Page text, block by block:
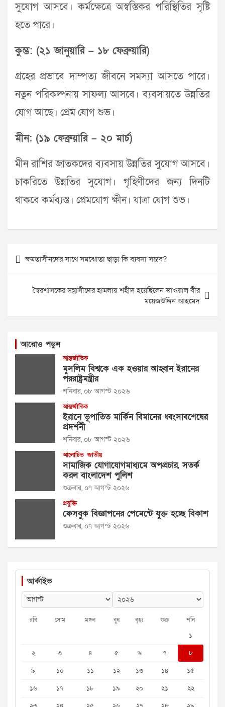
সুযোগ আসবে। কর্মক্ষেত্রে অস্বস্তিকর পরিস্থিতির সৃষ্টি
হতে পারে।
কুম্ভ: (২১ জানুয়ারি – ১৮ ফেব্রুয়ারি)
গ্রহের প্রভাবে দাম্পত্য জীবনে সমস্যা আসতে পারে।
নতুন পরিকল্পনায় সাফল্য আসবে। ব্যবসায়তে উন্নতির
যোগ আছে। প্রেম যোগ শুভ।
মীন: (১৯ ফেব্রুয়ারি – ২০ মার্চ)
মীন রাশির জাতকদের ব্যবসায় উন্নতির সুযোগ আসবে।
চাকরিতে উন্নতির সুযোগ। গৃহিণীদের জন্য দিনটি
থাকবে কর্মব্যস্ত। প্রেমযোগ ক্ষীন। যাত্রা যোগ শুভ।
Post
navigation
ক্ষমতাসীনদের সাথে সমঝোতা ছাড়া কি ব্যবসা সম্ভব?
স্বৈরশাসকের সন্ত্রাসীদের হামলায় শহীদ হয়েছিলেন ভাওয়াল বীর
ময়েজউদ্দিন আহমেদ
আরোও পড়ুন
আন্তর্জাতিক
মুসলিম বিশ্বকে এক হওয়ার আহ্বান ইরানের
পররাষ্ট্রমন্ত্রীর
শনিবার, ০৮ আগস্ট ২০২৬
আন্তর্জাতিক
ইরানে ভূপাতিত মার্কিন বিমানের ধ্বংসাবশেষের
প্রদর্শনী
শনিবার, ০৮ আগস্ট ২০২৬
আলোচিত জাতীয়
সামাজিক যোগাযোগমাধ্যমে অপপ্রচার, সতর্ক
করল বাংলাদেশ পুলিশ
শুক্রবার, ০৭ আগস্ট ২০২৬
প্রযুক্তি
ফেসবুক বিজ্ঞাপনের পেমেন্টে যুক্ত হচ্ছে বিকাশ
শুক্রবার, ০৭ আগস্ট ২০২৬
আর্কাইভ
রবি সোম মঙ্গল বুধ বৃহঃ শুক্র শনি
১
২
৩ ৪ ৫ ৬ ৭
৮
৯
১০ ১১ ১২ ১৩ ১৪
১৫
১৬
১৭ ১৮ ১৯ ২০ ২১
২২